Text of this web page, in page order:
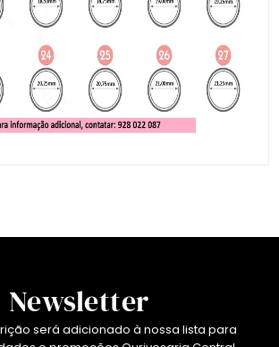
Newsletter
será adicionado à nossa lista para